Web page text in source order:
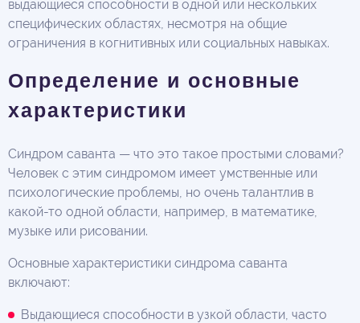
выдающиеся способности в одной или нескольких
специфических областях, несмотря на общие
ограничения в когнитивных или социальных навыках.
Определение и основные
характеристики
Синдром саванта — что это такое простыми словами?
Человек с этим синдромом имеет умственные или
психологические проблемы, но очень талантлив в
какой-то одной области, например, в математике,
музыке или рисовании.
Основные характеристики синдрома саванта
включают:
Выдающиеся способности в узкой области, часто